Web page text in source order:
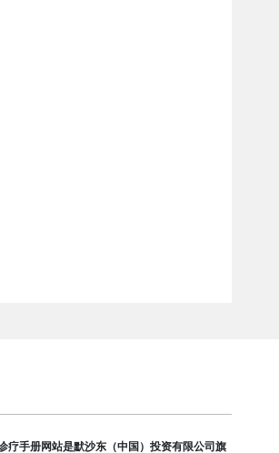
疗手册网站是默沙东（中国）投资有限公司旗